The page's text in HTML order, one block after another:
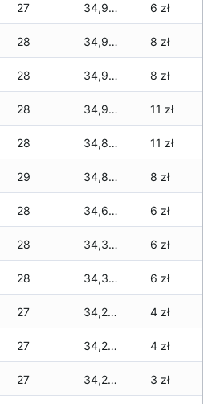
27 34,945 zł 6 zł
28 34,945 zł 8 zł
28 34,910 zł 8 zł
28 34,910 zł 11 zł
28 34,855 zł 11 zł
29 34,800 zł 8 zł
28 34,665 zł 6 zł
28 34,310 zł 6 zł
28 34,310 zł 6 zł
27 34,255 zł 4 zł
27 34,255 zł 4 zł
27 34,255 zł 3 zł